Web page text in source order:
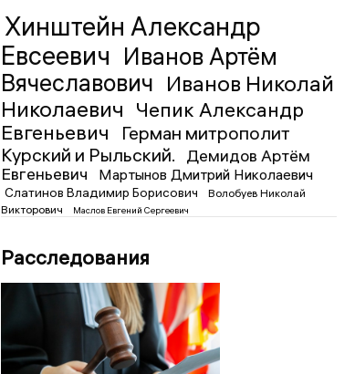
Хинштейн Александр
Евсеевич Иванов Артём
Вячеславович Иванов Николай
Николаевич Чепик Александр
Евгеньевич
Герман митрополит
Курский и Рыльский.
Демидов Артём
Евгеньевич
Мартынов Дмитрий Николаевич
Слатинов Владимир Борисович
Волобуев Николай
Викторович
Маслов Евгений Сергеевич
Расследования